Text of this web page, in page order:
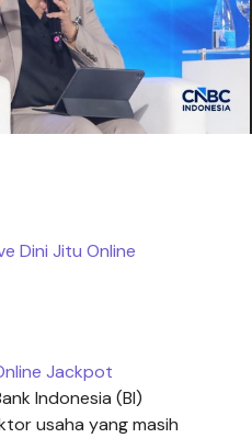
Dini Jitu Online
Jackpot
Indonesia (BI)
usaha yang masih